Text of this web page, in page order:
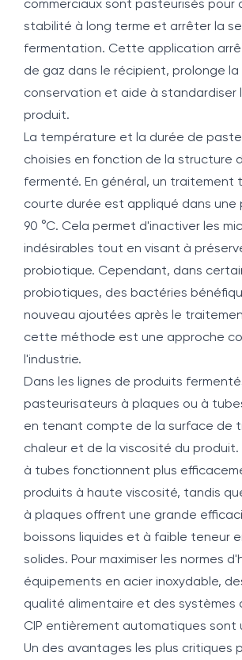
commerciaux sont pasteurisés pour
stabilité à long terme et arrêter la
fermentation. Cette application
de gaz dans le récipient, prolonge la
conservation et aide à standardiser
produit.
La température et la durée de
choisies en fonction de la structure
fermenté. En général, un traitement
courte durée est appliqué dans une
90 °C. Cela permet d'inactiver les
indésirables tout en visant à
probiotique. Cependant, dans
probiotiques, des bactéries
nouveau ajoutées après le
cette méthode est une approche
l'industrie.
Dans les lignes de produits
pasteurisateurs à plaques ou à
en tenant compte de la surface de
chaleur et de la viscosité du produit.
à tubes fonctionnent plus
produits à haute viscosité, tandis
à plaques offrent une grande
boissons liquides et à faible teneur
solides. Pour maximiser les normes
équipements en acier inoxydable,
qualité alimentaire et des systèmes
CIP entièrement automatiques sont
Un des avantages les plus critiques